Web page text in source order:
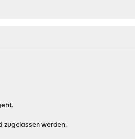
zugelassen werden.